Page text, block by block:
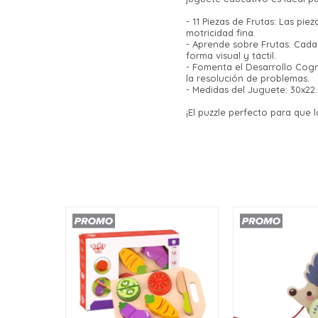
- 11 Piezas de Frutas: Las
motricidad fina.
- Aprende sobre Frutas:
forma visual y táctil.
- Fomenta el Desarrollo
la resolución de problemas.
- Medidas del Juguete:
¡El puzzle perfecto para